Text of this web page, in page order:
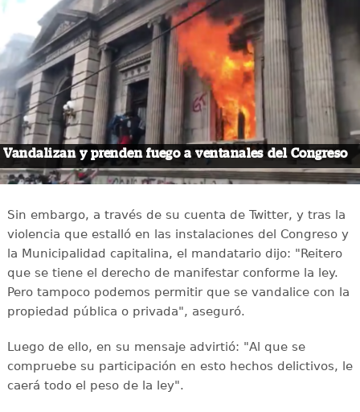
Vandalizan y prenden fuego a ventanales del Congreso
Sin embargo, a través de su cuenta de Twitter, y tras la
violencia que estalló en las instalaciones del Congreso y
la Municipalidad capitalina, el mandatario dijo: "Reitero
que se tiene el derecho de manifestar conforme la ley.
Pero tampoco podemos permitir que se vandalice con la
propiedad pública o privada", aseguró.
Luego de ello, en su mensaje advirtió: "Al que se
compruebe su participación en esto hechos delictivos, le
caerá todo el peso de la ley".